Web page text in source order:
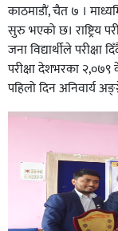
काठमाडाैं, चैत ७ ।
सुरु भएको छ। राष्ट्रिय
जना विद्यार्थीले
परीक्षा देशभरका
पहिलो दिन अनिवार्य